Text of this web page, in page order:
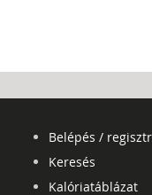
Belépés /
Keresés
Kalóriatáblázat